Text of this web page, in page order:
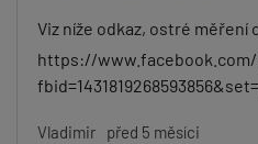
Viz níže odkaz, ostré měření
https://
Vladimir před 5 měsíci